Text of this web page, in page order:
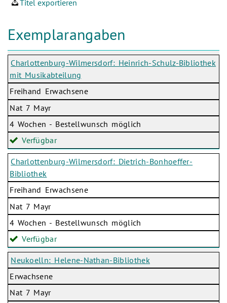
Titel exportieren
Exemplarangaben
Charlottenburg-Wilmersdorf: Heinrich-Schulz-Bibliothek
mit Musikabteilung
Freihand Erwachsene
Nat 7 Mayr
4 Wochen - Bestellwunsch möglich
Verfügbar
Charlottenburg-Wilmersdorf: Dietrich-Bonhoeffer-
Bibliothek
Freihand Erwachsene
Nat 7 Mayr
4 Wochen - Bestellwunsch möglich
Verfügbar
Neukoelln: Helene-Nathan-Bibliothek
Erwachsene
Nat 7 Mayr